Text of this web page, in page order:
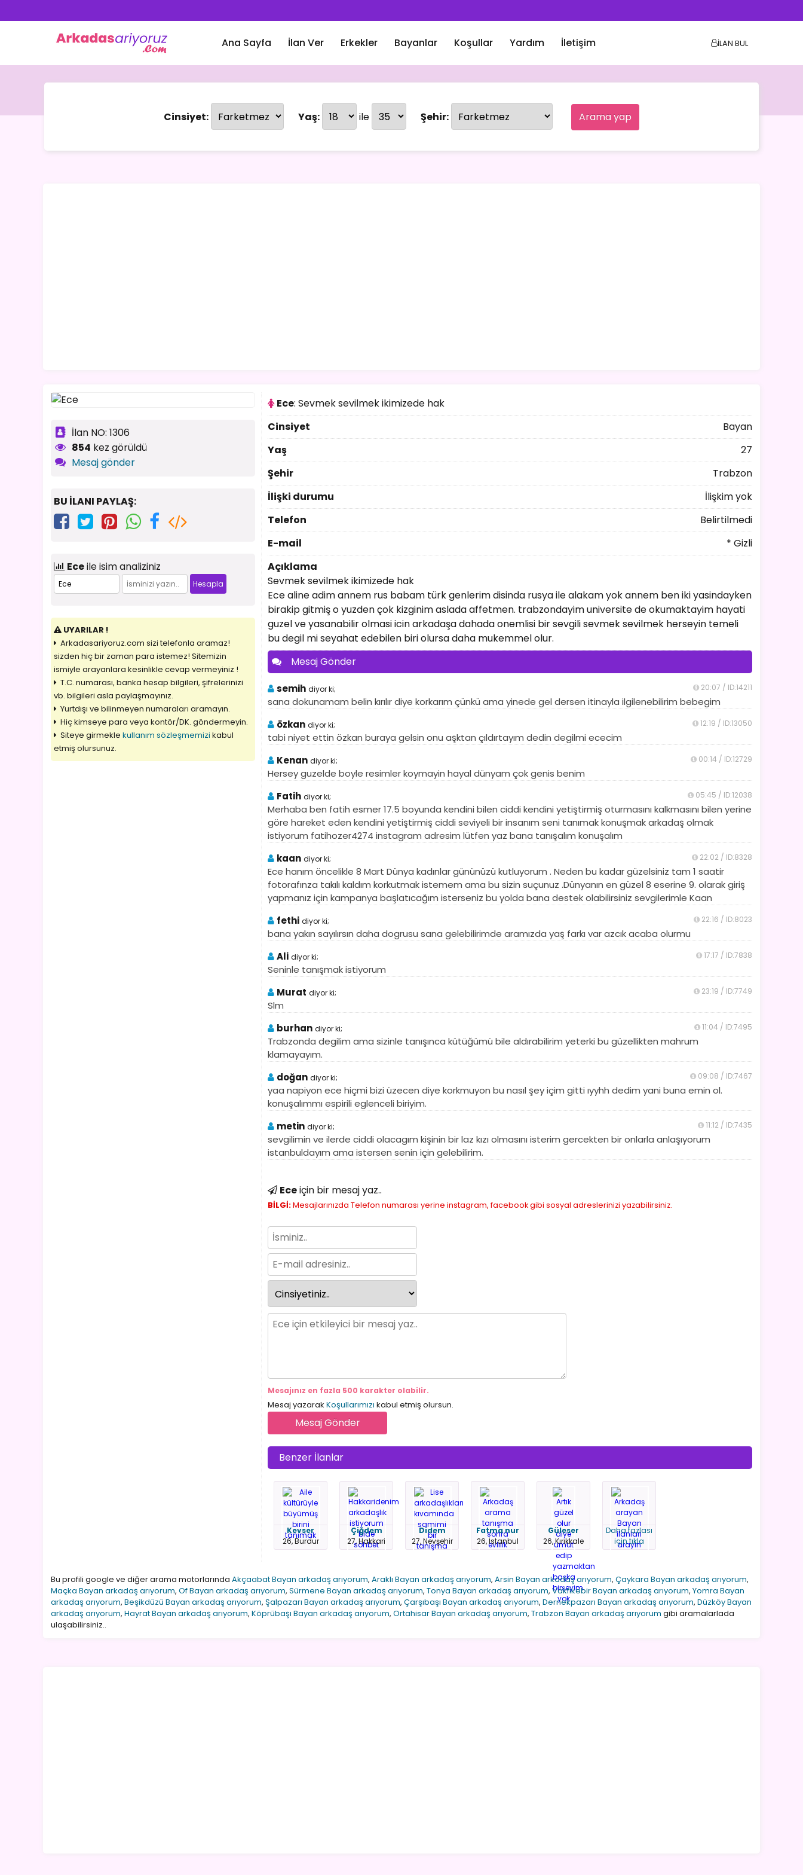
Ana Sayfa İlan Ver Erkekler Bayanlar Koşullar Yardım İletişim İLAN BUL
Cinsiyet: Yaş: ile Şehir: Arama yap
İlan NO: 1306
854 kez görüldü
Mesaj gönder
BU İLANI PAYLAŞ:
Eceile isim analiziniz
UYARILAR !
Arkadasariyoruz.com sizi telefonla aramaz!
sizden hiç bir zaman para istemez! Sitemizin
ismiyle arayanlara kesinlikle cevap vermeyiniz !
T.C. numarası, banka hesap bilgileri, şifrelerinizi
vb. bilgileri asla paylaşmayınız.
Yurtdışı ve bilinmeyen numaraları aramayın.
Hiç kimseye para veya kontör/DK. göndermeyin.
Siteye girmekle kullanım sözleşmemizi kabul
etmiş olursunuz.
Ece: Sevmek sevilmek ikimizede hak
Cinsiyet
Bayan
Yaş
27
Şehir
Trabzon
İlişki durumu
İlişkim yok
Telefon
Belirtilmedi
E-mail
* Gizli
Açıklama
Sevmek sevilmek ikimizede hak
Ece aline adim annem rus babam türk genlerim disinda rusya ile alakam yok annem ben iki yasindayken
birakip gitmiş o yuzden çok kizginim aslada affetmen. trabzondayim universite de okumaktayim hayati
guzel ve yasanabilir olmasi icin arkadaşa dahada onemlisi bir sevgili sevmek sevilmek herseyin temeli
bu degil mi seyahat edebilen biri olursa daha mukemmel olur.
Mesaj Gönder
semih diyor ki; 20:07 / ID:14211
sana dokunamam belin kırılır diye korkarım çünkü ama yinede gel dersen itinayla ilgilenebilirim bebegim
özkan diyor ki; 12:19 / ID:13050
tabi niyet ettin özkan buraya gelsin onu aşktan çıldırtayım dedin degilmi ececim
Kenan diyor ki; 00:14 / ID:12729
Hersey guzelde boyle resimler koymayin hayal dünyam çok genis benim
Fatih diyor ki; 05:45 / ID:12038
Merhaba ben fatih esmer 17.5 boyunda kendini bilen ciddi kendini yetiştirmiş oturmasını kalkmasını bilen yerine
göre hareket eden kendini yetiştirmiş ciddi seviyeli bir insanım seni tanımak konuşmak arkadaş olmak
istiyorum fatihozer4274 instagram adresim lütfen yaz bana tanışalım konuşalım
kaan diyor ki; 22:02 / ID:8328
Ece hanım öncelikle 8 Mart Dünya kadınlar gününüzü kutluyorum . Neden bu kadar güzelsiniz tam 1 saatir
fotorafınza takılı kaldım korkutmak istemem ama bu sizin suçunuz .Dünyanın en güzel 8 eserine 9. olarak giriş
yapmanız için kampanya başlatıcağım isterseniz bu yolda bana destek olabilirsiniz sevgilerimle Kaan
fethi diyor ki; 22:16 / ID:8023
bana yakın sayılırsın daha dogrusu sana gelebilirimde aramızda yaş farkı var azcık acaba olurmu
Ali diyor ki; 17:17 / ID:7838
Seninle tanışmak istiyorum
Murat diyor ki; 23:19 / ID:7749
Slm
burhan diyor ki; 11:04 / ID:7495
Trabzonda degilim ama sizinle tanışınca kütüğümü bile aldırabilirim yeterki bu güzellikten mahrum
klamayayım.
doğan diyor ki; 09:08 / ID:7467
yaa napiyon ece hiçmi bizi üzecen diye korkmuyon bu nasıl şey içim gitti ıyyhh dedim yani buna emin ol.
konuşalımmı espirili eglenceli biriyim.
metin diyor ki; 11:12 / ID:7435
sevgilimin ve ilerde ciddi olacagım kişinin bir laz kızı olmasını isterim gercekten bir onlarla anlaşıyorum
istanbuldayım ama istersen senin için gelebilirim.
Eceiçin bir mesaj yaz..
BİLGİ:Mesajlarınızda Telefon numarası yerine instagram, facebook gibi sosyal adreslerinizi yazabilirsiniz.
Mesajınız en fazla 500 karakter olabilir.
Mesaj yazarakKoşullarımızı kabul etmiş olursun.
Benzer İlanlar
Kevser
26, Burdur
Çiğdem
27, Hakkari
Didem
27, Nevşehir
Fatma nur
26, İstanbul
Güleser
26, Kırıkkale
Daha fazlası
için tıkla
Bu profili google ve diğer arama motorlarında Akçaabat Bayan arkadaş arıyorum, Araklı Bayan arkadaş arıyorum, Arsin Bayan arkadaş arıyorum, Çaykara Bayan arkadaş arıyorum,
Maçka Bayan arkadaş arıyorum, Of Bayan arkadaş arıyorum, Sürmene Bayan arkadaş arıyorum, Tonya Bayan arkadaş arıyorum, Vakfıkebir Bayan arkadaş arıyorum, Yomra Bayan
arkadaş arıyorum, Beşikdüzü Bayan arkadaş arıyorum, Şalpazarı Bayan arkadaş arıyorum, Çarşıbaşı Bayan arkadaş arıyorum, Dernekpazarı Bayan arkadaş arıyorum, Düzköy Bayan
arkadaş arıyorum, Hayrat Bayan arkadaş arıyorum, Köprübaşı Bayan arkadaş arıyorum, Ortahisar Bayan arkadaş arıyorum, Trabzon Bayan arkadaş arıyorum gibi aramalarlada
ulaşabilirsiniz..